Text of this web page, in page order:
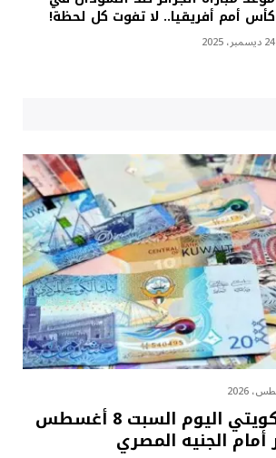
كأس أمم أفريقيا.. لا تفوت كل لحظة!
24 ديسمبر، 2025
سعر الدينار الكويتي اليوم السبت 8 أغسطس